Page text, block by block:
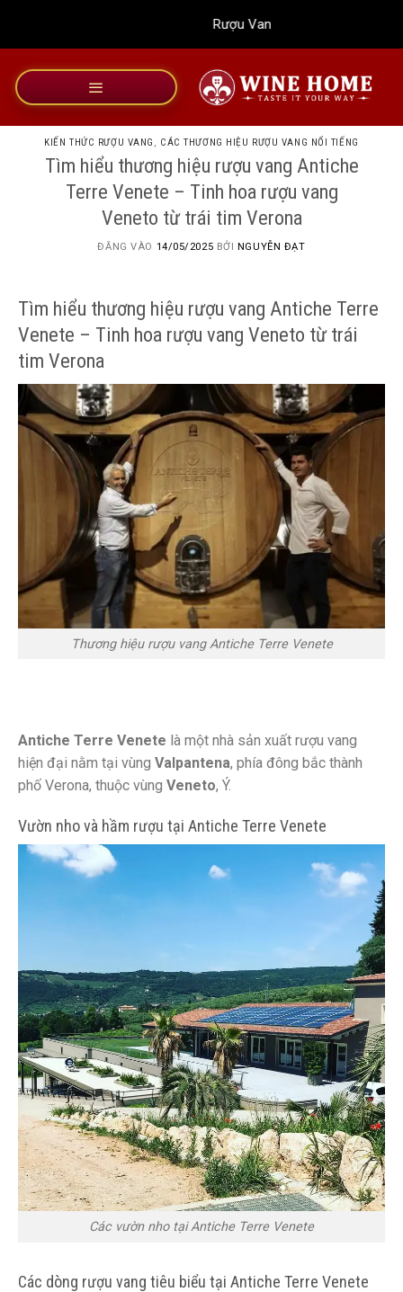
dung
Rượu Vang Wine Home
KIẾN THỨC RƯỢU VANG , CÁC THƯƠNG HIỆU RƯỢU VANG NỔI TIẾNG
Tìm hiểu thương hiệu rượu vang Antiche
Terre Venete – Tinh hoa rượu vang
Veneto từ trái tim Verona
ĐĂNG VÀO 14/05/2025 BỞI NGUYỄN ĐẠT
Tìm hiểu thương hiệu rượu vang Antiche Terre
Venete – Tinh hoa rượu vang Veneto từ trái
tim Verona
Thương hiệu rượu vang Antiche Terre Venete
Antiche Terre Venete là một nhà sản xuất rượu vang
hiện đại nằm tại vùng Valpantena, phía đông bắc thành
phố Verona, thuộc vùng Veneto, Ý.
Vườn nho và hầm rượu tại Antiche Terre Venete
Các vườn nho tại Antiche Terre Venete
Các dòng rượu vang tiêu biểu tại Antiche Terre Venete